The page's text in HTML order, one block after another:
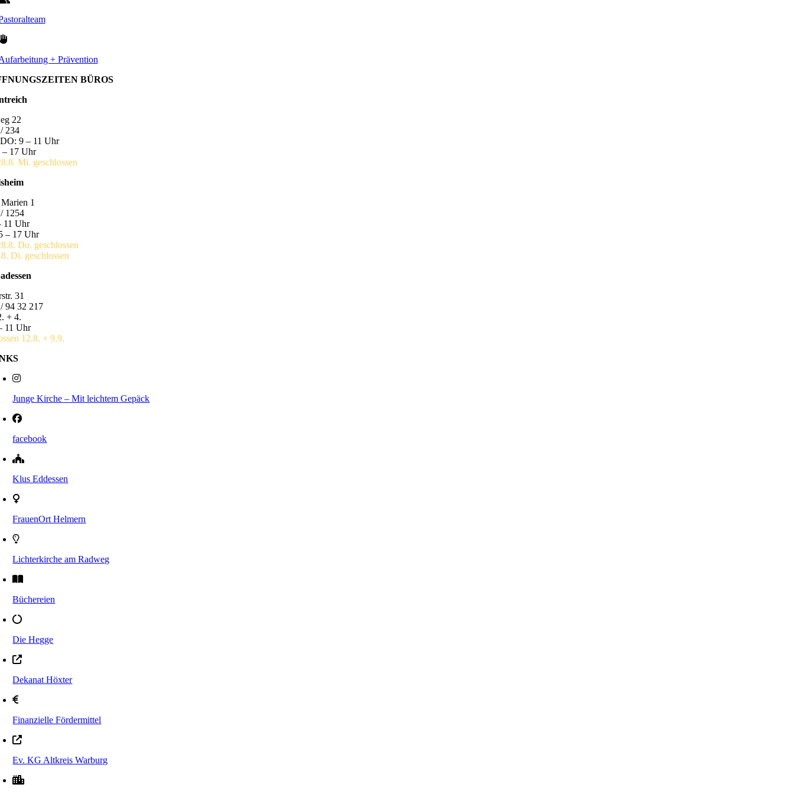
+ Prävention
BÜROS
22
234
9 – 11 Uhr
17 Uhr
Mi. geschlossen
1
1254
11 Uhr
– 17 Uhr
Do. geschlossen
Di. geschlossen
31
94 32 217
+ 4.
11 Uhr
12.8. + 9.9.
Junge Kirche – Mit leichtem Gepäck
facebook
Klus Eddessen
FrauenOrt Helmern
Lichterkirche am Radweg
Büchereien
Die Hegge
Dekanat Höxter
Finanzielle Fördermittel
Ev. KG Altkreis Warburg